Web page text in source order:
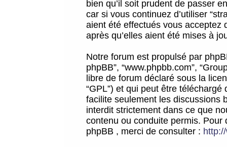
bien qu’il soit prudent de passer
car si vous continuez d’utiliser
aient été effectués vous acceptez
après qu’elles aient été mises à
Notre forum est propulsé par
phpBB”, “www.phpbb.com”,
libre de forum déclaré sous la
“GPL”) et qui peut être téléchargé
facilite seulement les discussions
interdit strictement dans ce que
contenu ou conduite permis.
phpBB , merci de consulter :